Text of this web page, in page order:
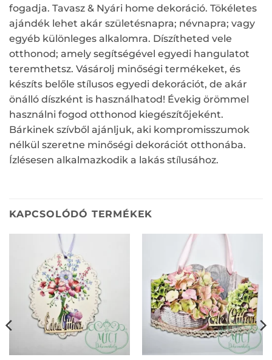
fogadja. Tavasz & Nyári home dekoráció. Tökéletes
ajándék lehet akár születésnapra; névnapra; vagy
egyéb különleges alkalomra. Díszítheted vele
otthonod; amely segítségével egyedi hangulatot
teremthetsz. Vásárolj minőségi termékeket, és
készíts belőle stílusos egyedi dekorációt, de akár
önálló díszként is használhatod! Évekig örömmel
használni fogod otthonod kiegészítőjeként.
Bárkinek szívből ajánljuk, aki kompromisszumok
nélkül szeretne minőségi dekorációt otthonába.
Ízlésesen alkalmazkodik a lakás stílusához.
KAPCSOLÓDÓ TERMÉKEK